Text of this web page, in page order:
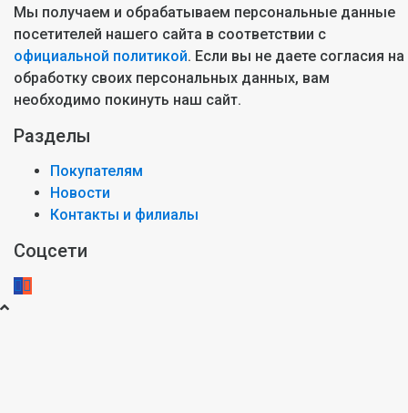
Мы получаем и обрабатываем персональные данные
посетителей нашего сайта в соответствии с
официальной политикой. Если вы не даете согласия на
обработку своих персональных данных, вам
необходимо покинуть наш сайт.
Разделы
Покупателям
Новости
Контакты и филиалы
Соцсети